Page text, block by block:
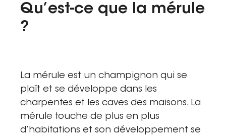
Actualités
Guide rénovation
Qu’est-ce que la mérule
?
La mérule est un champignon qui se
plaît et se développe dans les
charpentes et les caves des maisons. La
mérule touche de plus en plus
d’habitations et son développement se